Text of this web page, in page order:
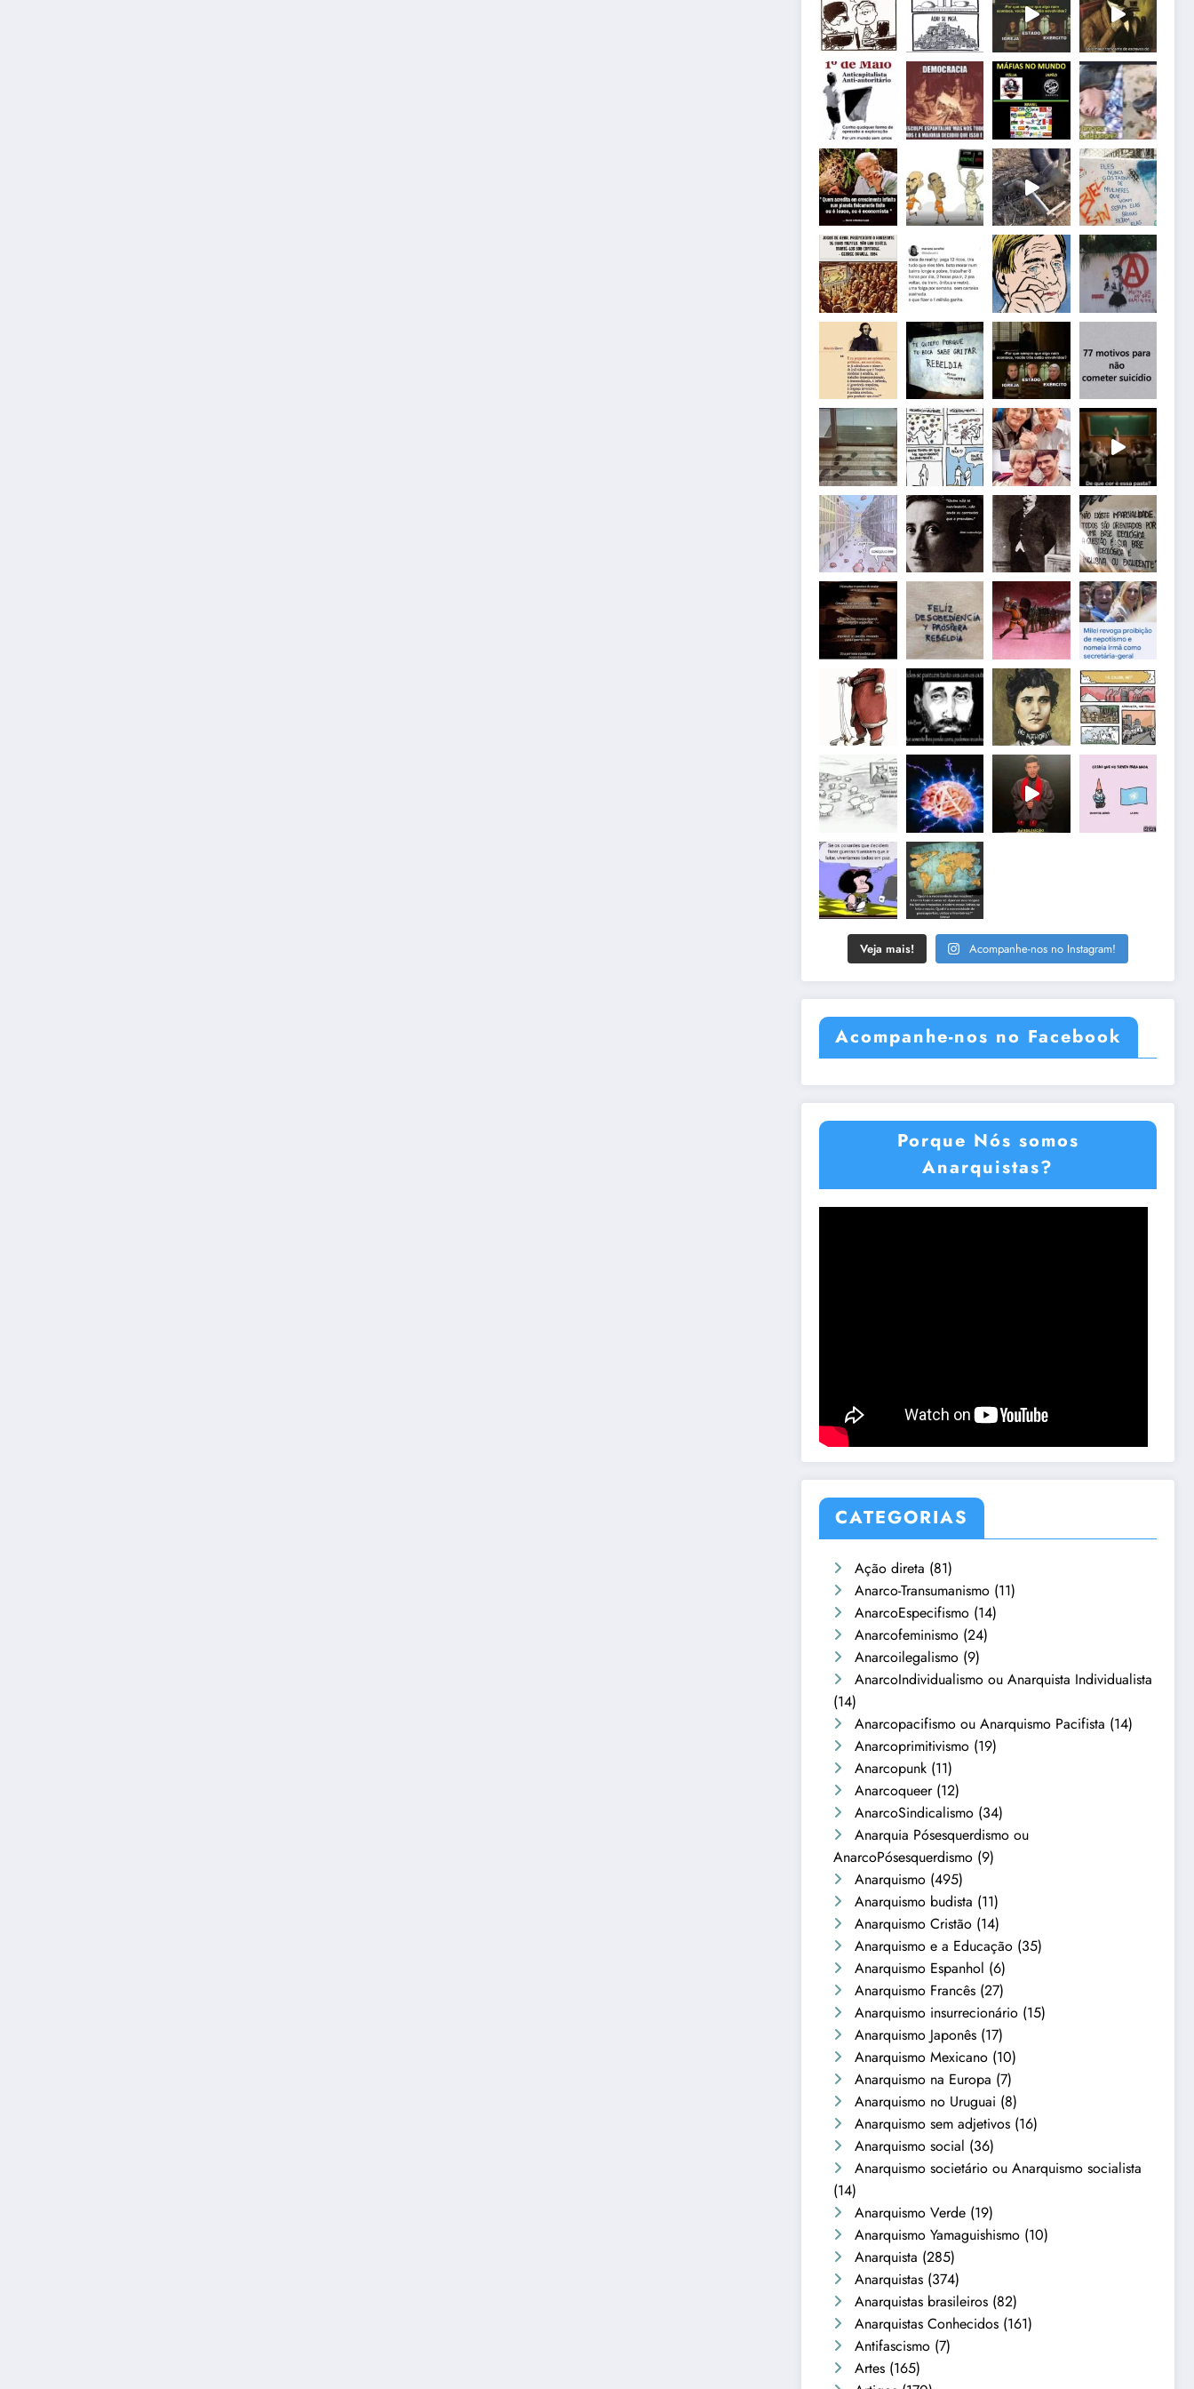
Veja mais! Acompanhe-nos no Instagram!
Acompanhe-nos no Facebook
Porque Nós somos
Anarquistas?
CATEGORIAS
Ação direta (81)
Anarco-Transumanismo (11)
AnarcoEspecifismo (14)
Anarcofeminismo (24)
Anarcoilegalismo (9)
AnarcoIndividualismo ou Anarquista Individualista
(14)
Anarcopacifismo ou Anarquismo Pacifista (14)
Anarcoprimitivismo (19)
Anarcopunk (11)
Anarcoqueer(12)
AnarcoSindicalismo (34)
Anarquia Pósesquerdismo ou
AnarcoPósesquerdismo (9)
Anarquismo (495)
Anarquismo budista (11)
Anarquismo Cristão (14)
Anarquismo e a Educação (35)
Anarquismo Espanhol (6)
Anarquismo Francês (27)
Anarquismo insurrecionário (15)
Anarquismo Japonês (17)
Anarquismo Mexicano (10)
Anarquismo na Europa (7)
Anarquismo no Uruguai (8)
Anarquismo sem adjetivos (16)
Anarquismo social (36)
Anarquismo societário ou Anarquismo socialista
(14)
Anarquismo Verde (19)
Anarquismo Yamaguishismo (10)
Anarquista (285)
Anarquistas (374)
Anarquistas brasileiros (82)
Anarquistas Conhecidos (161)
Antifascismo (7)
Artes (165)